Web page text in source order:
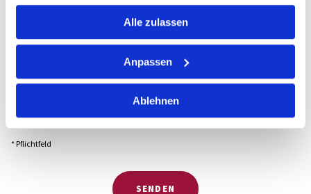
gesammelt haben.
Alle zulassen
Anpassen
Ablehnen
Ich habe die Datenschutzerklärung zur Kenntnis
*
* Pflichtfeld